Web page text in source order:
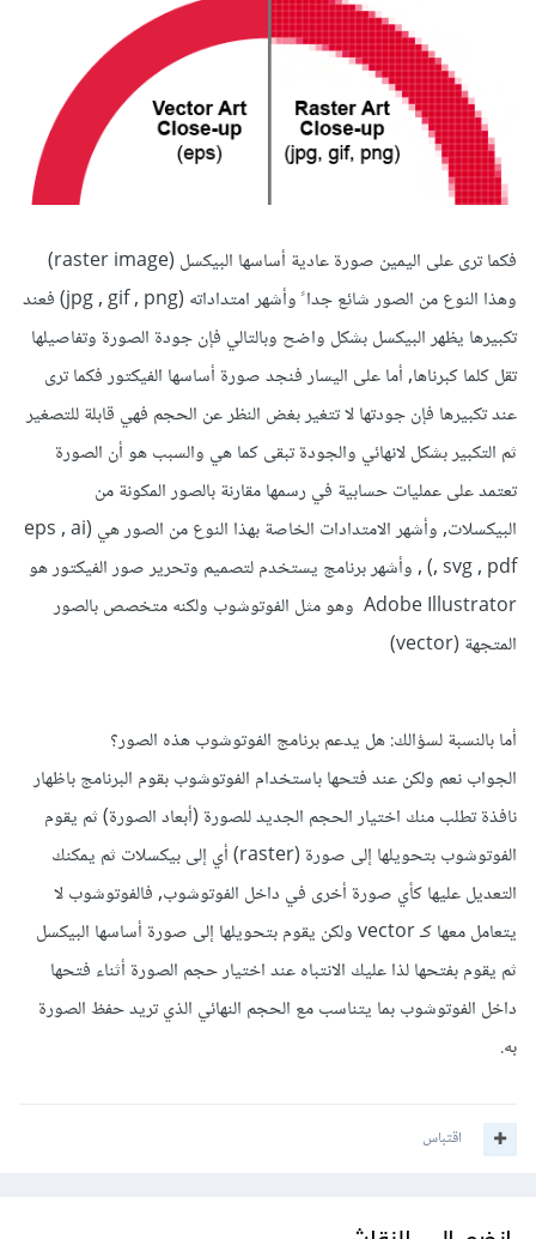
فكما ترى على اليمين صورة عادية أساسها البيكسل (raster image)
وهذا النوع من الصور شائع جدا ً وأشهر امتداداته (jpg , gif , png) فعند
تكبيرها يظهر البيكسل بشكل واضح وبالتالي فإن جودة الصورة وتفاصيلها
تقل كلما كبرناها, أما على اليسار فنجد صورة أساسها الفيكتور فكما ترى
عند تكبيرها فإن جودتها لا تتغير بغض النظر عن الحجم فهي قابلة للتصغير
ثم التكبير بشكل لانهائي والجودة تبقى كما هي والسبب هو أن الصورة
تعتمد على عمليات حسابية في رسمها مقارنة بالصور المكونة من
البيكسلات, وأشهر الامتدادات الخاصة بهذا النوع من الصور هي (eps , ai
, svg , pdf) , وأشهر برنامج يستخدم لتصميم وتحرير صور الفيكتور هو
Adobe Illustrator وهو مثل الفوتوشوب ولكنه متخصص بالصور
المتجهة (vector)
أما بالنسبة لسؤالك: هل يدعم برنامج الفوتوشوب هذه الصور؟
الجواب نعم ولكن عند فتحها باستخدام الفوتوشوب بقوم البرنامج باظهار
نافذة تطلب منك اختيار الحجم الجديد للصورة (أبعاد الصورة) ثم يقوم
الفوتوشوب بتحويلها إلى صورة (raster) أي إلى بيكسلات ثم يمكنك
التعديل عليها كأي صورة أخرى في داخل الفوتوشوب, فالفوتوشوب لا
يتعامل معها كـ vector ولكن يقوم بتحويلها إلى صورة أساسها البيكسل
ثم يقوم بفتحها لذا عليك الانتباه عند اختيار حجم الصورة أثناء فتحها
داخل الفوتوشوب بما يتناسب مع الحجم النهائي الذي تريد حفظ الصورة
به.
اقتباس